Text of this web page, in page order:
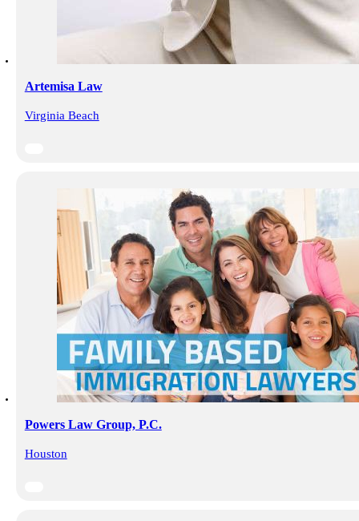
Artemisa Law
Virginia Beach
Powers Law Group, P.C.
Houston